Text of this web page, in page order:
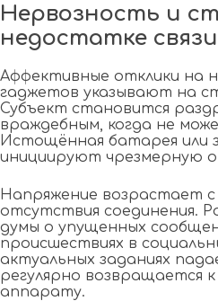
Нервозность и
недостатке
Аффективные отклики на
гаджетов указывают на
Субъект становится
враждебным, когда не
Истощённая батарея или
инициируют чрезмерную
Напряжение возрастает
отсутствия соединения.
думы о упущенных
происшествиях в
актуальных заданиях
регулярно возвращается
аппарату.